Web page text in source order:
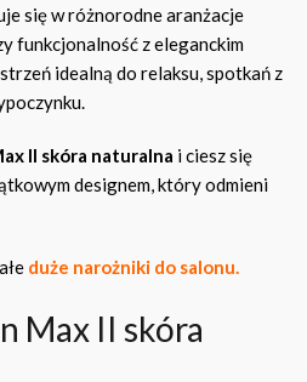
się w różnorodne aranżacje
funkcjonalność z eleganckim
idealną do relaksu, spotkań z
II skóra naturalna i ciesz się
designem, który odmieni
duże narożniki do salonu.
Max II skóra